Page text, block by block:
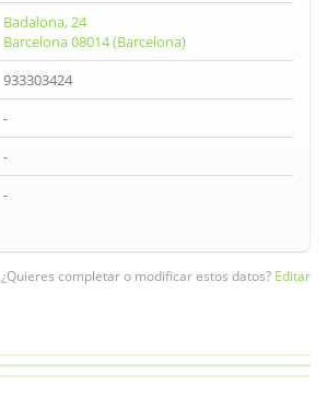
Badalona, 24
Barcelona 08014 (Barcelona)
933303424
-
-
-
¿Quieres completar o modificar estos datos? Editar